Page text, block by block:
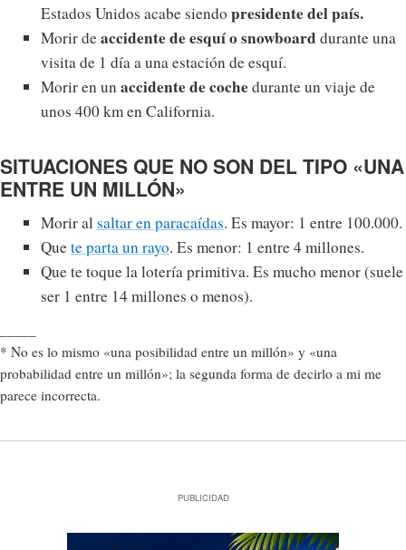
Estados Unidos acabe siendo presidente del país.
Morir deaccidente de esquí o snowboard durante una
visita de 1 día a una estación de esquí.
Morir en unaccidente de cochedurante un viaje de
unos 400 km en California.
SITUACIONES QUE NO SON DEL TIPO «UNA
ENTRE UN MILLÓN»
Morir alsaltar en paracaídas. Es mayor: 1 entre 100.000.
Quete parta un rayo. Es menor: 1 entre 4 millones.
Que te toque la lotería primitiva. Es mucho menor (suele
ser 1 entre 14 millones o menos).
* No es lo mismo «una posibilidad entre un millón» y «una
probabilidad entre un millón»; la segunda forma de decirlo a mi me
parece incorrecta.
PUBLICIDAD